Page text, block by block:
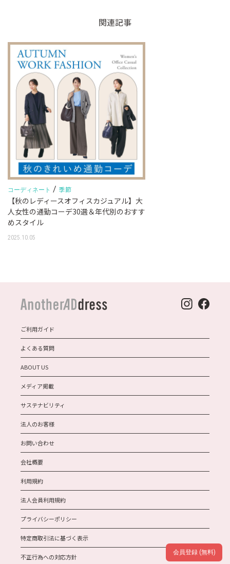
関連記事
コーディネート / 季節
【秋のレディースオフィスカジュアル】大
人女性の通勤コーデ30選＆年代別のおすす
めスタイル
2025.10.05
ご利用ガイド
よくある質問
ABOUT US
メディア掲載
サステナビリティ
法人のお客様
お問い合わせ
会社概要
利用規約
法人会員利用規約
プライバシーポリシー
特定商取引法に基づく表示
不正行為への対応方針
会員登録 (無料)